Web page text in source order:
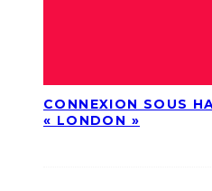
CONNEXION SOUS
« LONDON »